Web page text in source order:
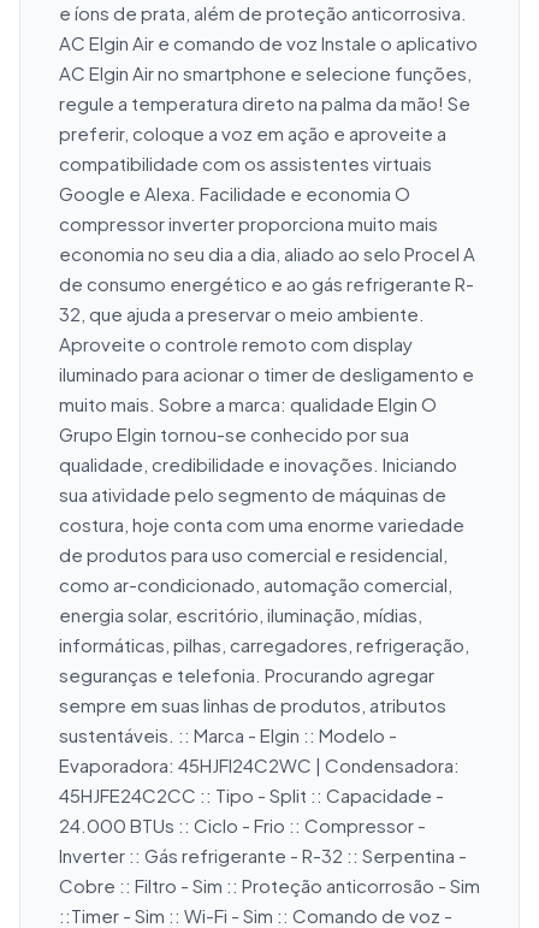
e íons de prata, além de proteção anticorrosiva.
AC Elgin Air e comando de voz Instale o aplicativo
AC Elgin Air no smartphone e selecione funções,
regule a temperatura direto na palma da mão! Se
preferir, coloque a voz em ação e aproveite a
compatibilidade com os assistentes virtuais
Google e Alexa. Facilidade e economia O
compressor inverter proporciona muito mais
economia no seu dia a dia, aliado ao selo Procel A
de consumo energético e ao gás refrigerante R-
32, que ajuda a preservar o meio ambiente.
Aproveite o controle remoto com display
iluminado para acionar o timer de desligamento e
muito mais. Sobre a marca: qualidade Elgin O
Grupo Elgin tornou-se conhecido por sua
qualidade, credibilidade e inovações. Iniciando
sua atividade pelo segmento de máquinas de
costura, hoje conta com uma enorme variedade
de produtos para uso comercial e residencial,
como ar-condicionado, automação comercial,
energia solar, escritório, iluminação, mídias,
informáticas, pilhas, carregadores, refrigeração,
seguranças e telefonia. Procurando agregar
sempre em suas linhas de produtos, atributos
sustentáveis. :: Marca - Elgin :: Modelo -
Evaporadora: 45HJFI24C2WC | Condensadora:
45HJFE24C2CC :: Tipo - Split :: Capacidade -
24.000 BTUs :: Ciclo - Frio :: Compressor -
Inverter :: Gás refrigerante - R-32 :: Serpentina -
Cobre :: Filtro - Sim :: Proteção anticorrosão - Sim
::Timer - Sim :: Wi-Fi - Sim :: Comando de voz -